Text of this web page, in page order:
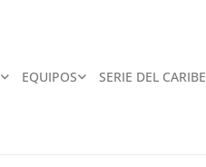
EQUIPOS SERIE DEL CARIBE